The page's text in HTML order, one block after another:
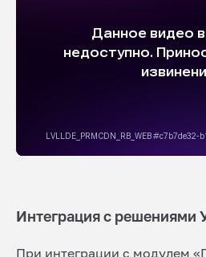
Интеграция с решениями
При интеграции с модулем